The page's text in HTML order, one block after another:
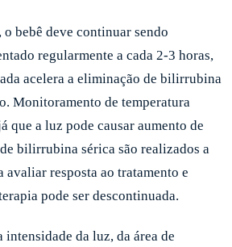
bebê deve continuar sendo
regularmente a cada 2-3 horas,
acelera a eliminação de bilirrubina
Monitoramento de temperatura
que a luz pode causar aumento de
bilirrubina sérica são realizados a
avaliar resposta ao tratamento e
pode ser descontinuada.
intensidade da luz, da área de